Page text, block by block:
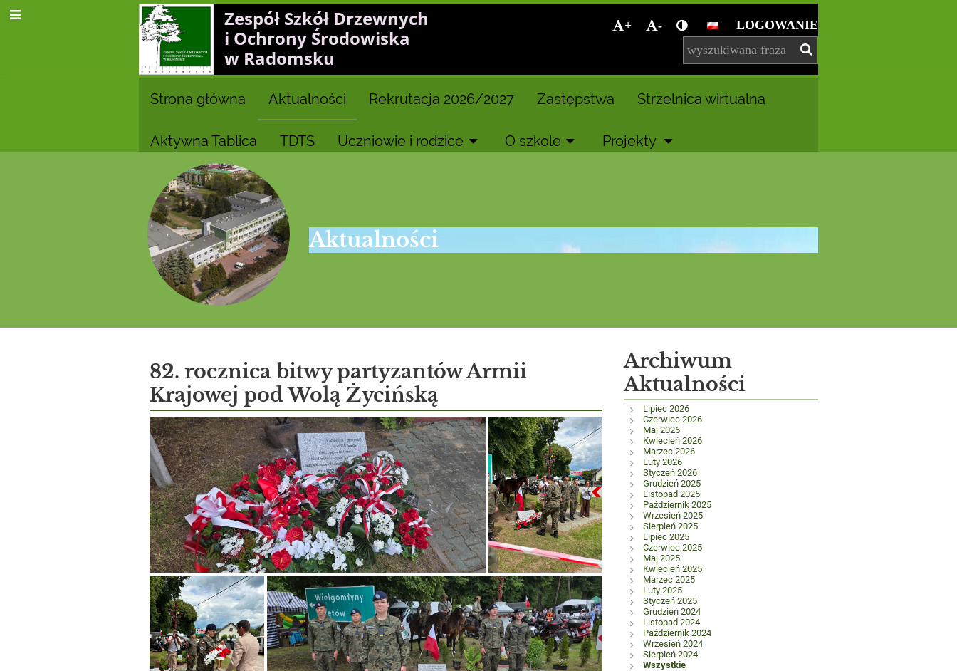
Zespół Szkół Drzewnych
i Ochrony Środowiska
w Radomsku
+ - LOGOWANIE
Strona główna Aktualności Rekrutacja 2026/2027 Zastępstwa Strzelnica wirtualna
Aktywna Tablica TDTS Uczniowie i rodzice O szkole Projekty
Aktualności
Aktualności
82. rocznica bitwy partyzantów Armii
Krajowej pod Wolą Życińską
Archiwum
Aktualności
Lipiec 2026
Czerwiec 2026
Maj 2026
Kwiecień 2026
Marzec 2026
Luty 2026
Styczeń 2026
Grudzień 2025
Listopad 2025
Październik 2025
Wrzesień 2025
Sierpień 2025
Lipiec 2025
Czerwiec 2025
Maj 2025
Kwiecień 2025
Marzec 2025
Luty 2025
Styczeń 2025
Grudzień 2024
Listopad 2024
Październik 2024
Wrzesień 2024
Sierpień 2024
Wszystkie